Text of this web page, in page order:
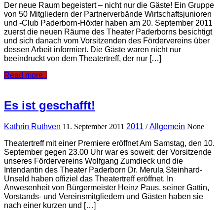
Der neue Raum begeistert – nicht nur die Gäste! Ein Gruppe
von 50 Mitgliedern der Partnerverbände Wirtschaftsjunioren
und -Club Paderborn-Höxter haben am 20. September 2011
zuerst die neuen Räume des Theater Paderborns besichtigt
und sich danach vom Vorsitzenden des Fördervereins über
dessen Arbeit informiert. Die Gäste waren nicht nur
beeindruckt von dem Theatertreff, der nur […]
Read more..
Es ist geschafft!
Kathrin Ruthven 11. September 2011 2011 /Allgemein None
Theatertreff mit einer Premiere eröffnet Am Samstag, den 10.
September gegen 23.00 Uhr war es soweit: der Vorsitzende
unseres Fördervereins Wolfgang Zumdieck und die
Intendantin des Theater Paderborn Dr. Merula Steinhard-
Unseld haben offiziel das Theatertreff eröffnet. In
Anwesenheit von Bürgermeister Heinz Paus, seiner Gattin,
Vorstands- und Vereinsmitgliedern und Gästen haben sie
nach einer kurzen und […]